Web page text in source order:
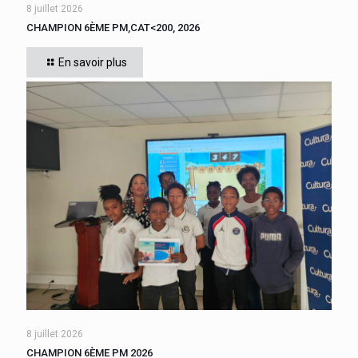
Cette année, tous les élèves de 6ème du collège se sont
affrontés. CADIGNAN Manuel, après une bataille bien
disputée, s’est imposé, le jeudi 4 juin 2026
8 juillet 2026
CHAMPION 6ÈME PM,CAT<200, 2026
En savoir plus
8 juillet 2026
CHAMPION 6ÈME PM 2026